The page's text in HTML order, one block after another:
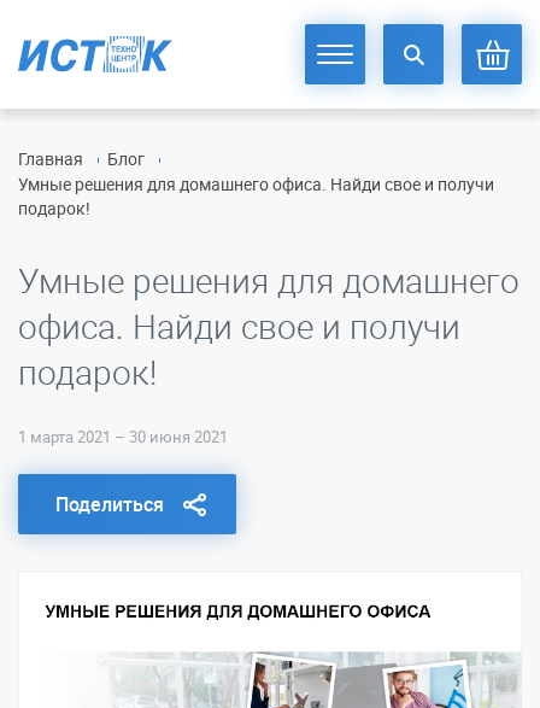
Главная
Блог
Умные решения для домашнего офиса. Найди свое и получи
подарок!
Умные решения для домашнего
офиса. Найди свое и получи
подарок!
1 марта 2021 – 30 июня 2021
Поделиться